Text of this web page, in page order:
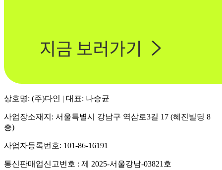
상호명: (주)다인 | 대표: 나승균
사업장소재지: 서울특별시 강남구 역삼로3길 17 (혜진빌딩 8
층)
사업자등록번호: 101-86-16191
통신판매업신고번호 : 제 2025-서울강남-03821호